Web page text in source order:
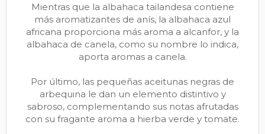
Mientras que la albahaca tailandesa contiene
más aromatizantes de anís, la albahaca azul
africana proporciona más aroma a alcanfor, y la
albahaca de canela, como su nombre lo indica,
aporta aromas a canela.
Por último, las pequeñas aceitunas negras de
arbequina le dan un elemento distintivo y
sabroso, complementando sus notas afrutadas
con su fragante aroma a hierba verde y tomate.